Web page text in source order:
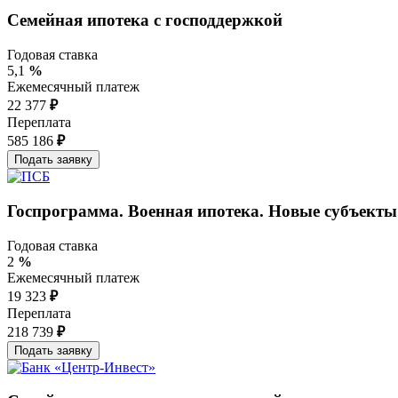
Семейная ипотека с господдержкой
Годовая ставка
5,1 %
Ежемесячный платеж
22 377 ₽
Переплата
585 186 ₽
Госпрограмма. Военная ипотека. Новые
Годовая ставка
2 %
Ежемесячный платеж
19 323 ₽
Переплата
218 739 ₽